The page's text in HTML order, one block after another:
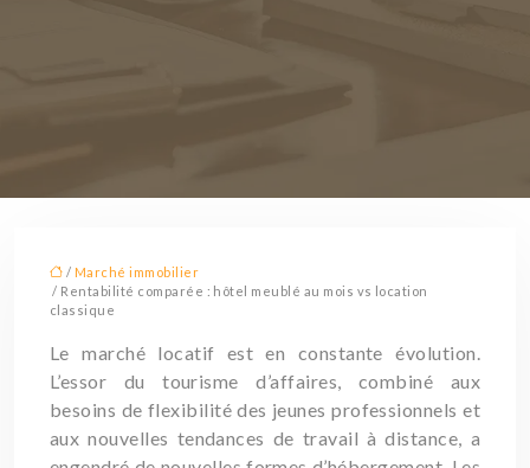
/ Marché immobilier
/ Rentabilité comparée : hôtel meublé au mois vs location
classique
Le marché locatif est en constante évolution.
L’essor du tourisme d’affaires, combiné aux
besoins de flexibilité des jeunes professionnels et
aux nouvelles tendances de travail à distance, a